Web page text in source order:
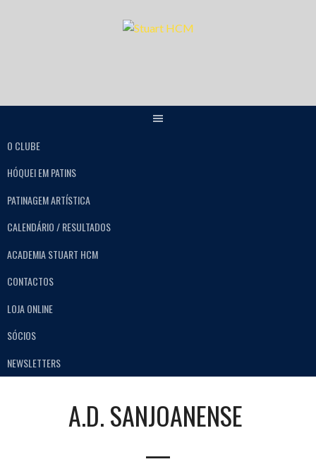
O CLUBE
HÓQUEI EM PATINS
PATINAGEM ARTÍSTICA
CALENDÁRIO / RESULTADOS
ACADEMIA STUART HCM
CONTACTOS
LOJA ONLINE
SÓCIOS
NEWSLETTERS
A.D. SANJOANENSE
—